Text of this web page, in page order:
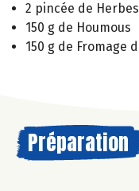
2 pincée de
150 g de Houmous
150 g de Fromage
Préparation